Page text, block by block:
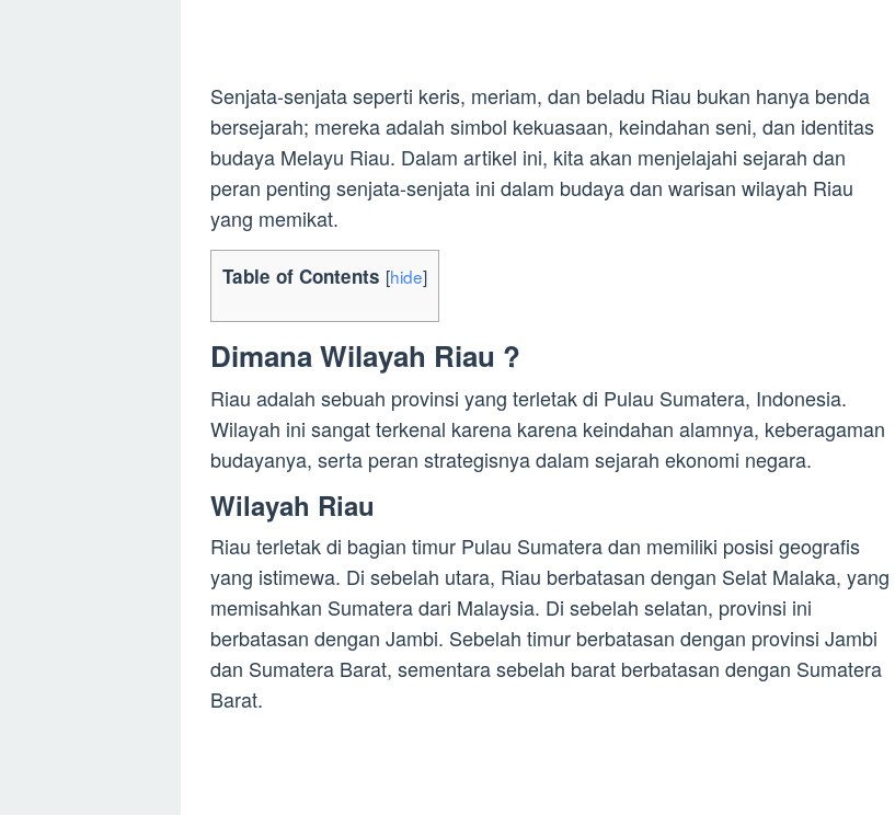
Senjata-senjata seperti keris, meriam, dan beladu Riau bukan hanya benda
bersejarah; mereka adalah simbol kekuasaan, keindahan seni, dan identitas
budaya Melayu Riau. Dalam artikel ini, kita akan menjelajahi sejarah dan
peran penting senjata-senjata ini dalam budaya dan warisan wilayah Riau
yang memikat.
Table of Contents [hide]
Dimana Wilayah Riau ?
Riau adalah sebuah provinsi yang terletak di Pulau Sumatera, Indonesia.
Wilayah ini sangat terkenal karena karena keindahan alamnya, keberagaman
budayanya, serta peran strategisnya dalam sejarah ekonomi negara.
Wilayah Riau
Riau terletak di bagian timur Pulau Sumatera dan memiliki posisi geografis
yang istimewa. Di sebelah utara, Riau berbatasan dengan Selat Malaka, yang
memisahkan Sumatera dari Malaysia. Di sebelah selatan, provinsi ini
berbatasan dengan Jambi. Sebelah timur berbatasan dengan provinsi Jambi
dan Sumatera Barat, sementara sebelah barat berbatasan dengan Sumatera
Barat.